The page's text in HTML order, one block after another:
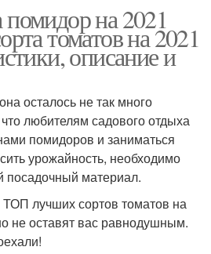
на 2021
томатов на 2021
описание и
осталось не так много
любителям садового отдыха
помидоров и заниматься
урожайность, необходимо
посадочный материал.
лучших сортов томатов на
не оставят вас равнодушным.